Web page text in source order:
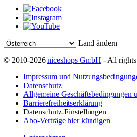
Land ändern
© 2010-2026 niceshops GmbH - All rights
Impressum und
Datenschutz
Allgemeine Geschäftsbedingungen
Barrierefreiheitserklärung
Datenschutz-Einstellungen
Abo-Verträge hier kündigen